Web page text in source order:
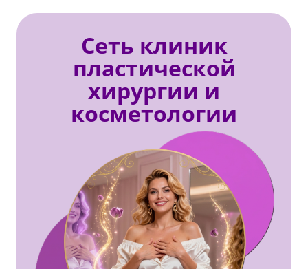
Сеть клиник
пластической
хирургии и
косметологии